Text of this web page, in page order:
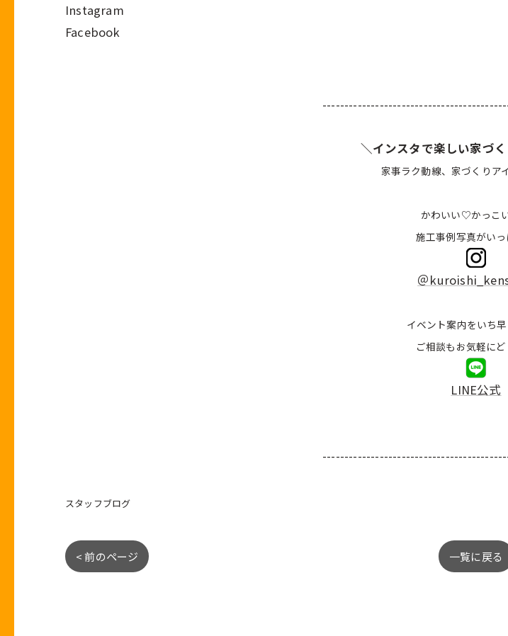
Instagram
Facebook
＼インスタで楽しい家づ
家事ラク動線、家づくりア
かわいい♡かっこ
施工事例写真がいっ
＠
イベント案内をいち早
ご相談もお気軽に
LINE公式
スタッフブログ
< 前のページ 一覧に戻る